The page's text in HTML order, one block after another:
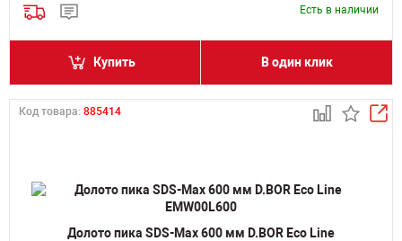
Есть в наличии
Купить В один клик
Код товара: 885414
Долото пика SDS-Max 600 мм D.BOR Eco Line